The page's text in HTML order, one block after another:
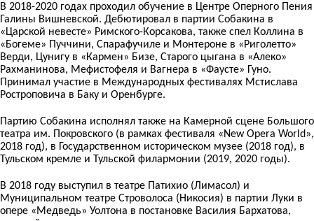
В 2018-2020 годах проходил обучение в Центре Оперного Пения
Галины Вишневской. Дебютировал в партии Собакина в
«Царской невесте» Римского-Корсакова, также спел Коллина в
«Богеме» Пуччини, Спарафучиле и Монтероне в «Риголетто»
Верди, Цунигу в «Кармен» Бизе, Старого цыгана в «Алеко»
Рахманинова, Мефистофеля и Вагнера в «Фаусте» Гуно.
Принимал участие в Международных фестивалях Мстислава
Ростроповича в Баку и Оренбурге.
Партию Собакина исполнял также на Камерной сцене Большого
театра им. Покровского (в рамках фестиваля «New Opera World»,
2018 год), в Государственном историческом музее (2018 год), в
Тульском кремле и Тульской филармонии (2019, 2020 годы).
В 2018 году выступил в театре Патихио (Лимасол) и
Муниципальном театре Строволоса (Никосия) в партии Луки в
опере «Медведь» Уолтона в постановке Василия Бархатова,